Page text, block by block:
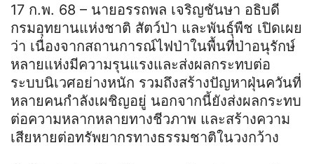
17 ก.พ. 68 – นายอรรถพล เจริญชันษา อธิบดี
กรมอุทยานแห่งชาติ สัตว์ป่า และพันธุ์พืช เปิดเผย
ว่า เนื่องจากสถานการณ์ไฟป่าในพื้นที่ป่าอนุรักษ์
หลายแห่งมีความรุนแรงและส่งผลกระทบต่อ
ระบบนิเวศอย่างหนัก รวมถึงสร้างปัญหาฝุ่นควันที่
หลายคนกำลังเผชิญอยู่ นอกจากนี้ยังส่งผลกระทบ
ต่อความหลากหลายทางชีวภาพ และสร้างความ
เสียหายต่อทรัพยากรทางธรรมชาติในวงกว้าง